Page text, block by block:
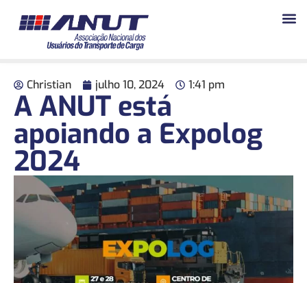
Christian julho 10, 2024 1:41 pm
A ANUT está
apoiando a Expolog
2024